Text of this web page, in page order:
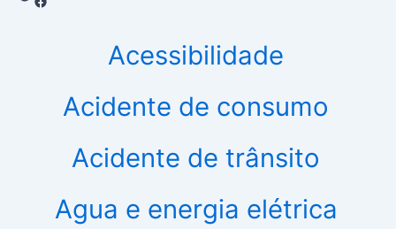
Acessibilidade
Acidente de consumo
Acidente de trânsito
Agua e energia elétrica